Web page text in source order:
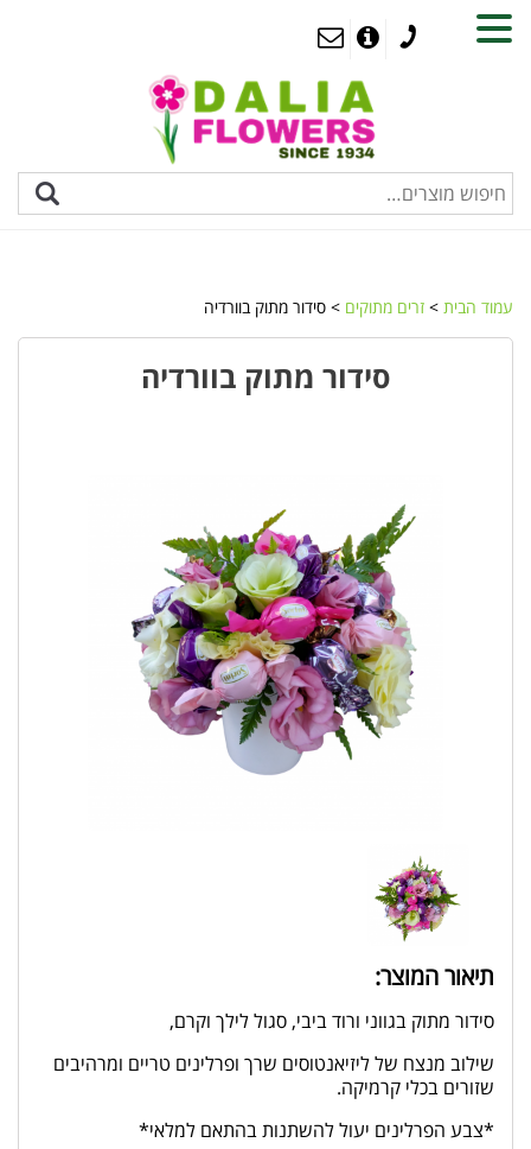
עמוד הבית > זרים מתוקים > סידור מתוק בוורדיה
סידור מתוק בוורדיה
תיאור המוצר:
סידור מתוק בגווני ורוד ביבי, סגול לילך וקרם,
שילוב מנצח של ליזיאנטוסים שרך ופרלינים טריים ומרהיבים
שזורים בכלי קרמיקה.
*צבע הפרלינים יעול להשתנות בהתאם למלאי*